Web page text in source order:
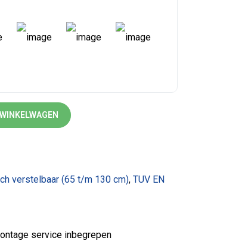
verstelbaar (350×120) aantal
verstelbaar (65 t/m 130 cm),TUV EN
service inbegrepen